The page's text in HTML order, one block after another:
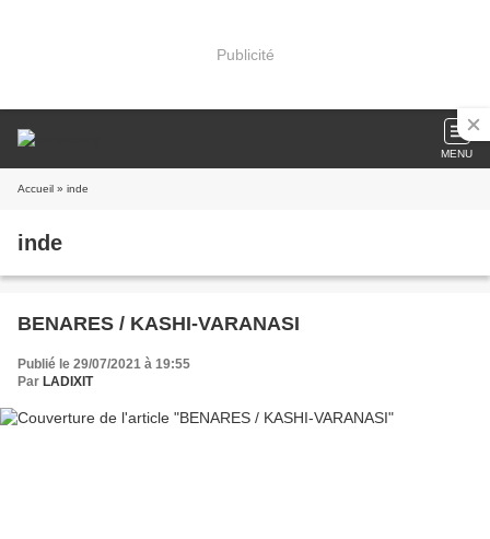
Publicité
MENU
Accueil » inde
inde
BENARES / KASHI-VARANASI
Publié le 29/07/2021 à 19:55
Par LADIXIT